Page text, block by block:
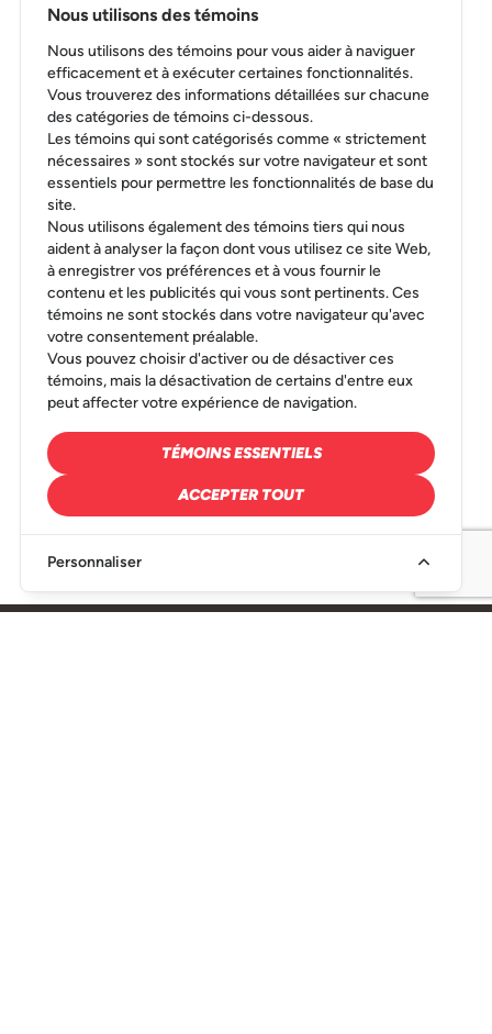
Nous utilisons des témoins
Nous utilisons des témoins pour vous aider à naviguer
efficacement et à exécuter certaines fonctionnalités.
Vous trouverez des informations détaillées sur chacune
des catégories de témoins ci-dessous.
Les témoins qui sont catégorisés comme « strictement
nécessaires » sont stockés sur votre navigateur et sont
essentiels pour permettre les fonctionnalités de base du
site.
Nous utilisons également des témoins tiers qui nous
aident à analyser la façon dont vous utilisez ce site Web,
à enregistrer vos préférences et à vous fournir le
contenu et les publicités qui vous sont pertinents. Ces
témoins ne sont stockés dans votre navigateur qu'avec
votre consentement préalable.
Vous pouvez choisir d'activer ou de désactiver ces
témoins, mais la désactivation de certains d'entre eux
peut affecter votre expérience de navigation.
TÉMOINS ESSENTIELS
ACCEPTER TOUT
Personnaliser